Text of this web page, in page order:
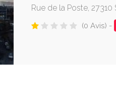
Rue de la Poste,
(0 Avis) -